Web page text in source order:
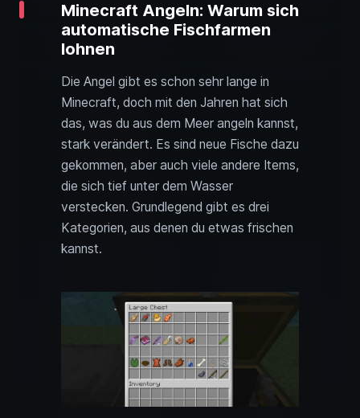
Minecraft Angeln: Warum sich
automatische Fischfarmen
lohnen
Die Angel gibt es schon sehr lange in
Minecraft, doch mit den Jahren hat sich
das, was du aus dem Meer angeln kannst,
stark verändert. Es sind neue Fische dazu
gekommen, aber auch viele andere Items,
die sich tief unter dem Wasser
verstecken. Grundlegend gibt es drei
Kategorien, aus denen du etwas frischen
kannst.